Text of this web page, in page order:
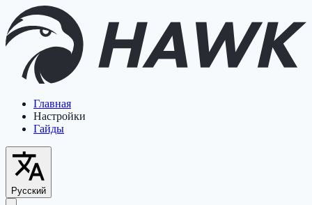
Главная
Настройки
Гайды
Русский